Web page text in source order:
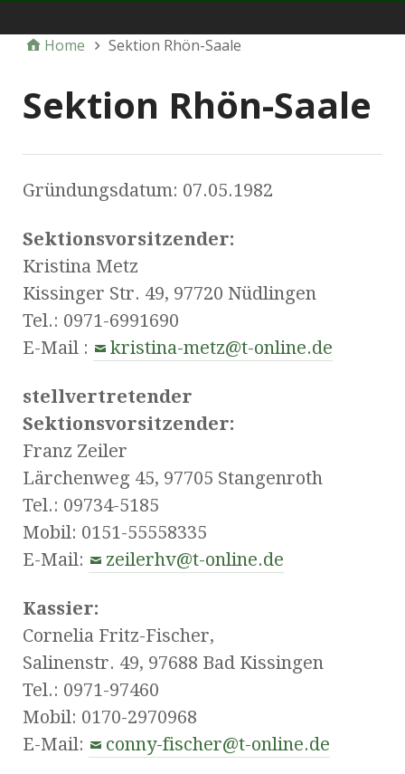
Home Sektion Rhön-Saale
Sektion Rhön-Saale
Gründungsdatum: 07.05.1982
Sektionsvorsitzender:
Kristina Metz
Kissinger Str. 49, 97720 Nüdlingen
Tel.: 0971-6991690
E-Mail :
kristina-metz@t-online.de
stellvertretender
Sektionsvorsitzender:
Franz Zeiler
Lärchenweg 45, 97705 Stangenroth
Tel.: 09734-5185
Mobil: 0151-55558335
E-Mail:
zeilerhv@t-online.de
Kassier:
Cornelia Fritz-Fischer,
Salinenstr. 49, 97688 Bad Kissingen
Tel.: 0971-97460
Mobil: 0170-2970968
E-Mail:
conny-fischer@t-online.de